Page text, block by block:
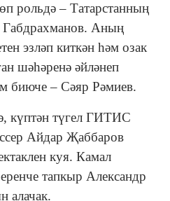
рольдә – Татарстанның
Габдрахманов. Аның
эзләп киткән һәм озак
шәһәренә әйләнеп
биюче – Сәяр Рәмиев.
күптән түгел ГИТИС
Айдар Җаббаров
куя. Камал
тапкыр Александр
алачак.